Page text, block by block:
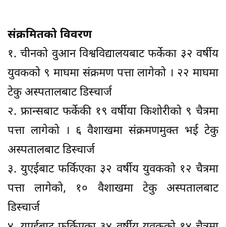
संक्रमितको विवरण
१. चीनको वुआन विश्वविद्यालयबाट फर्केका ३२ वर्षीय
युवकको ९ माघमा संक्रमण पत्ता लागेको । २२ माघमा
टेकु अस्पतालबाट डिस्चार्ज
२. फ्रान्सबाट फर्केकी १९ वर्षीया किशोरीको ९ चैत्रमा
पत्ता लागेको । ६ वैशाखमा संक्रमणमुक्त भई टेकु
अस्पतालबाट डिस्चार्ज
३. युएईबाट फर्किएका ३२ वर्षीय युवकको १२ चैत्रमा
पत्ता लागेको, १० वैशाखमा टेकु अस्पतालबाट
डिस्चार्ज